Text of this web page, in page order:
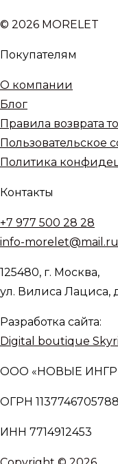
© 2026 MORELET
Покупателям
О компании
Блог
Правила возврата
Пользовательское
Политика
Контакты
+7 977 500 28 28
info-morelet@mail.ru
125480, г. Москва,
ул. Вилиса Лациса,
Разработка сайта:
Digital boutique
ООО «НОВЫЕ
ОГРН 1137746705788
ИНН 7714912453